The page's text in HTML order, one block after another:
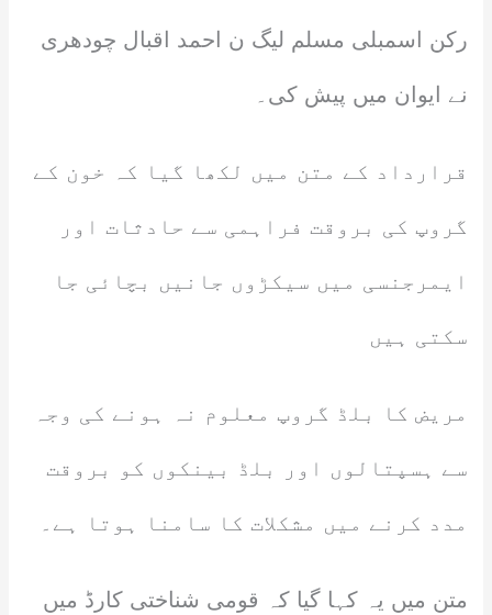
رکن اسمبلی مسلم لیگ ن احمد اقبال چودھری
نے ایوان میں پیش کی۔
قرارداد کے متن میں لکھا گیا کہ خون کے
گروپ کی بروقت فراہمی سے حادثات اور
ایمرجنسی میں سیکڑوں جانیں بچائی جا
سکتی ہیں
مریض کا بلڈ گروپ معلوم نہ ہونے کی وجہ
سے ہسپتالوں اور بلڈ بینکوں کو بروقت
مدد کرنے میں مشکلات کا سامنا ہوتا ہے۔
متن میں یہ کہا گیا کہ قومی شناختی کارڈ میں